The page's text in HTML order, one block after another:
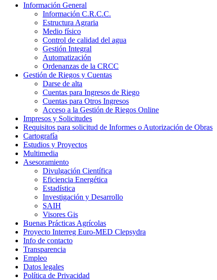
Información General
Información C.R.C.C.
Estructura Agraria
Medio físico
Control de calidad del agua
Gestión Integral
Automatización
Ordenanzas de la CRCC
Gestión de Riegos y Cuentas
Darse de alta
Cuentas para Ingresos de Riego
Cuentas para Otros Ingresos
Acceso a la Gestión de Riegos Online
Impresos y Solicitudes
Requisitos para solicitud de Informes o Autorización de Obras
Cartografía
Estudios y Proyectos
Multimedia
Asesoramiento
Divulgación Científica
Eficiencia Energética
Estadística
Investigación y Desarrollo
SAIH
Visores Gis
Buenas Prácticas Agrícolas
Proyecto Interreg Euro-MED Clepsydra
Info de contacto
Transparencia
Empleo
Datos legales
Política de Privacidad